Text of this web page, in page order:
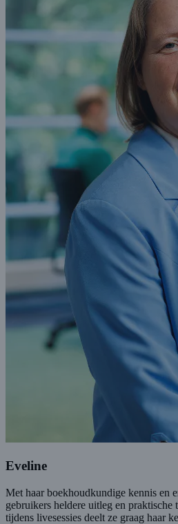
Eveline
Met haar boekhoudkundige kennis en
gebruikers heldere uitleg en
tijdens livesessies deelt ze graag haar